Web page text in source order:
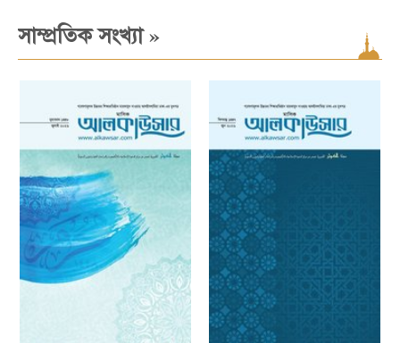
সাম্প্রতিক সংখ্যা»